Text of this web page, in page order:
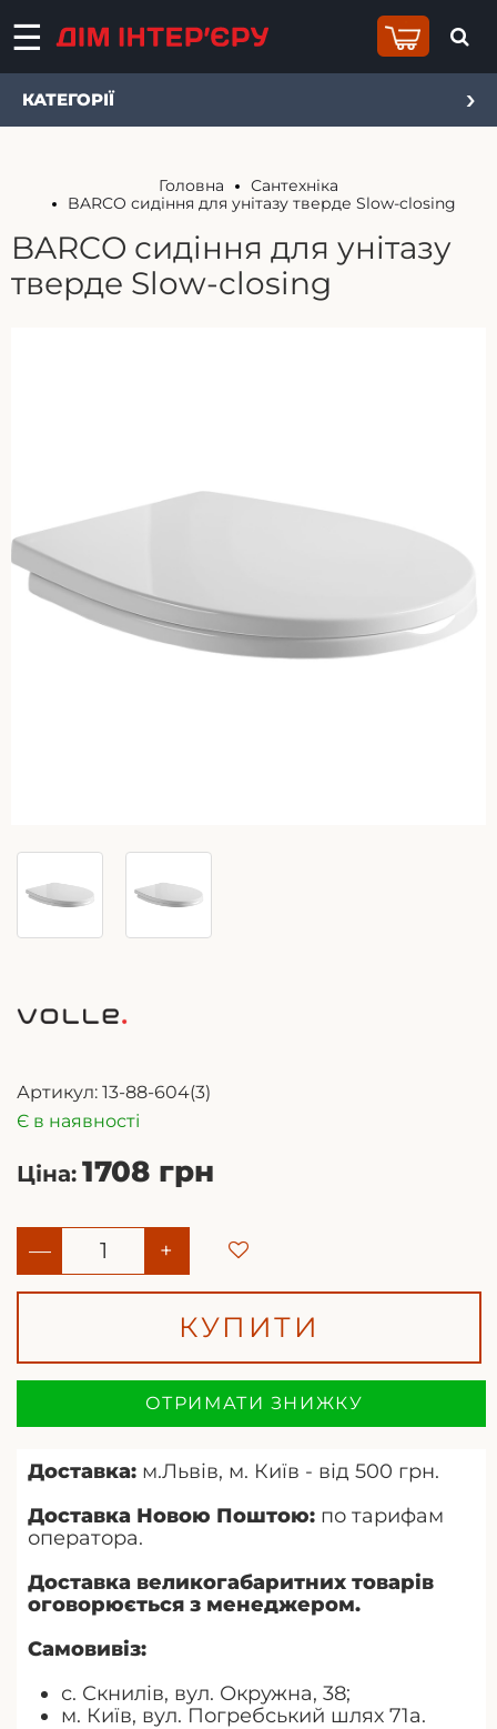
КАТЕГОРІЇ
Головна
Сантехніка
BARCO сидіння для унітазу тверде Slow-closing
BARCO сидіння для унітазу
тверде Slow-closing
Артикул: 13-88-604(3)
Є в наявності
Ціна: 1708 грн
— +
КУПИТИ
ОТРИМАТИ ЗНИЖКУ
Доставка: м.Львів, м. Київ - від 500 грн.
Доставка Новою Поштою: по тарифам
оператора.
Доставка великогабаритних товарів
оговорюється з менеджером.
Самовивіз:
с. Скнилів, вул. Окружна, 38;
м. Київ, вул. Погребський шлях 71а.